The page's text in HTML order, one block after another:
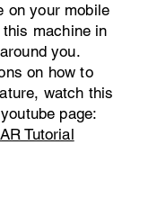
on your mobile
machine in
you.
on how to
watch this
page:
Tutorial